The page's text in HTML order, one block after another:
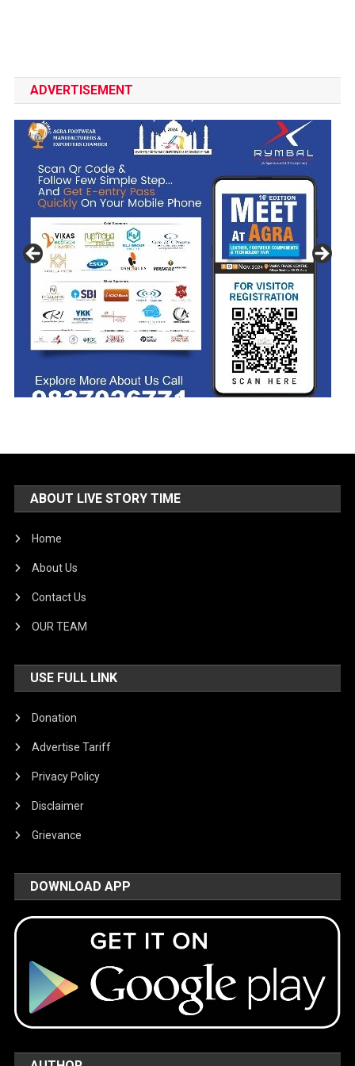
ADVERTISEMENT
ABOUT LIVE STORY TIME
Home
About Us
Contact Us
OUR TEAM
USE FULL LINK
Donation
Advertise Tariff
Privacy Policy
Disclaimer
Grievance
DOWNLOAD APP